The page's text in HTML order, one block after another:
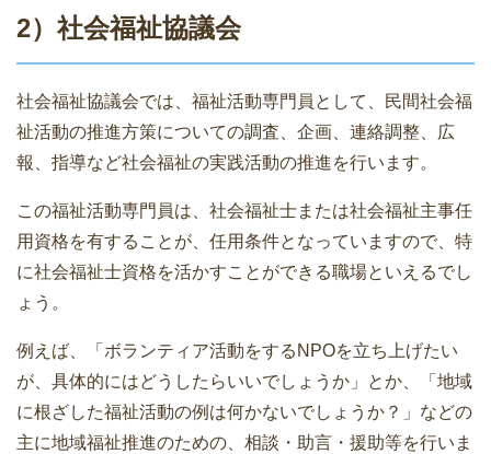
2）社会福祉協議会
社会福祉協議会では、福祉活動専門員として、民間社会福
祉活動の推進方策についての調査、企画、連絡調整、広
報、指導など社会福祉の実践活動の推進を行います。
この福祉活動専門員は、社会福祉士または社会福祉主事任
用資格を有することが、任用条件となっていますので、特
に社会福祉士資格を活かすことができる職場といえるでし
ょう。
例えば、「ボランティア活動をするNPOを立ち上げたい
が、具体的にはどうしたらいいでしょうか」とか、「地域
に根ざした福祉活動の例は何かないでしょうか？」などの
主に地域福祉推進のための、相談・助言・援助等を行いま